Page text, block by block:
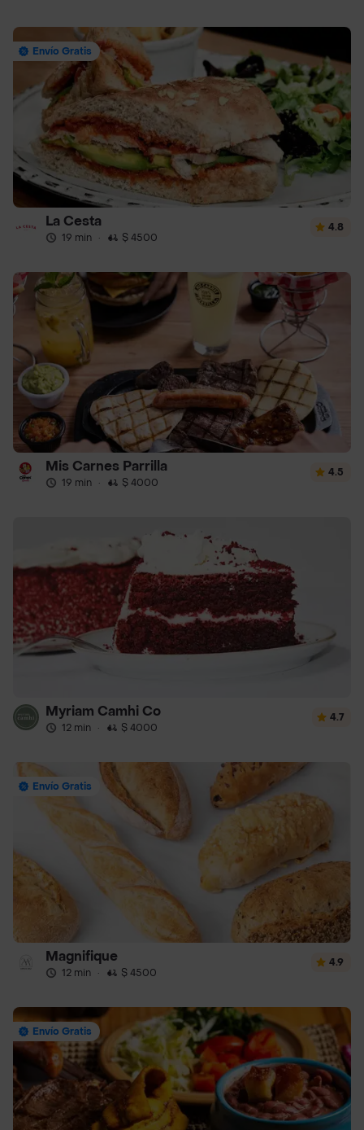
Envío Gratis
La Cesta
19 min · $ 4500
4.8
Mis Carnes Parrilla
19 min · $ 4000
4.5
Myriam Camhi Co
12 min · $ 4000
4.7
Envío Gratis
Magnifique
12 min · $ 4500
4.9
Envío Gratis